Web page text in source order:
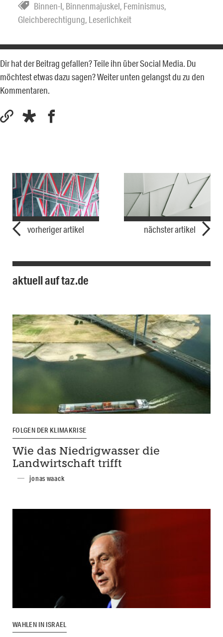
Binnen-I, Binnenmajuskel, Feminismus,
Gleichberechtigung, Leserlichkeit
Dir hat der Beitrag gefallen? Teile ihn über Social Media. Du
möchtest etwas dazu sagen? Weiter unten gelangst du zu den
Kommentaren.
vorheriger artikel nächster artikel
aktuell auf taz.de
FOLGEN DER KLIMAKRISE
Wie das Niedrigwasser die
Landwirtschaft trifft
jonas waack
WAHLEN IN ISRAEL